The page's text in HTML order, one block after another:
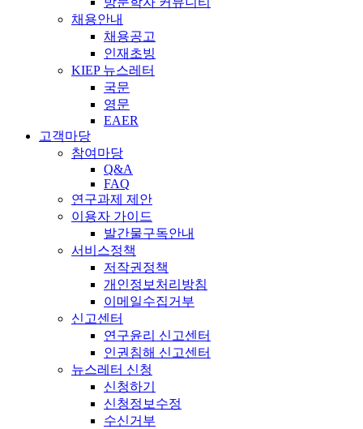
채용안내
채용공고
인재초빙
KIEP 뉴스레터
국문
영문
EAER
고객마당
참여마당
Q&A
FAQ
연구과제 제안
이용자 가이드
발간물구독안내
서비스정책
저작권정책
개인정보처리방침
이메일수집거부
신고센터
연구윤리 신고센터
인권침해 신고센터
뉴스레터 신청
신청하기
신청정보수정
수신거부